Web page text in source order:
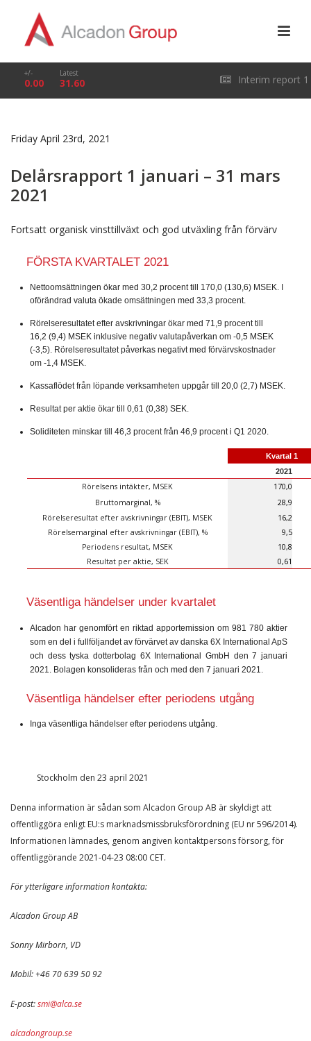
+/-
0.00
Latest
31.60 Interim report 1
Friday April 23rd, 2021
Delårsrapport 1 januari – 31 mars
2021
Fortsatt organisk vinsttillväxt och god utväxling från förvärv
FÖRSTA KVARTALET 2021
Nettoomsättningen ökar med 30,2 procent till 170,0 (130,6) MSEK. I
oförändrad valuta ökade omsättningen med 33,3 procent.
Rörelseresultatet efter avskrivningar ökar med 71,9 procent till
16,2 (9,4) MSEK inklusive negativ valutapåverkan om -0,5 MSEK
(-3,5). Rörelseresultatet påverkas negativt med förvärvskostnader
om -1,4 MSEK.
Kassaflödet från löpande verksamheten uppgår till 20,0 (2,7) MSEK.
Resultat per aktie ökar till 0,61 (0,38) SEK.
Soliditeten minskar till 46,3 procent från 46,9 procent i Q1 2020.
Kvartal 1
2021
Rörelsens intäkter, MSEK
170,0
Bruttomarginal, %
28,9
Rörelseresultat efter avskrivningar (EBIT), MSEK
16,2
Rörelsemarginal efter avskrivningar (EBIT), %
9,5
Periodens resultat, MSEK
10,8
Resultat per aktie, SEK
0,61
Väsentliga händelser under kvartalet
Alcadon har genomfört en riktad apportemission om 981 780 aktier
som en del i fullföljandet av förvärvet av danska 6X International ApS
och dess tyska dotterbolag 6X International GmbH den 7 januari
2021. Bolagen konsolideras från och med den 7 januari 2021.
Väsentliga händelser efter periodens utgång
Inga väsentliga händelser efter periodens utgång.
Stockholm den 23 april 2021
Denna information är sådan som Alcadon Group AB är skyldigt att
offentliggöra enligt EU:s marknadsmissbruksförordning (EU nr 596/2014).
Informationen lämnades, genom angiven kontaktpersons försorg, för
offentliggörande 2021-04-23 08:00 CET.
För ytterligare information kontakta:
Alcadon Group AB
Sonny Mirborn, VD
Mobil: +46 70 639 50 92
E-post:smi@alca.se
alcadongroup.se